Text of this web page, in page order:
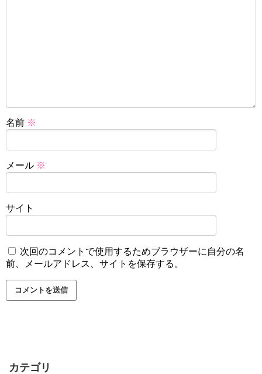
名前 ※
メール ※
サイト
次回のコメントで使用するためブラウザーに自分の名
前、メールアドレス、サイトを保存する。
カテゴリ